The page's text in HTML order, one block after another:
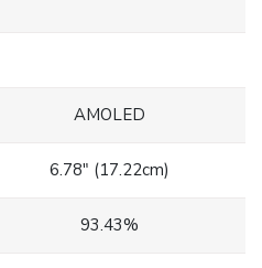
AMOLED
6.78" (17.22cm)
93.43%